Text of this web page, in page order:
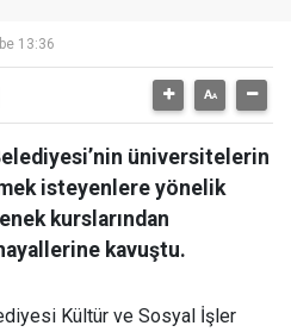
13:36
üniversitelerin
isteyenlere yönelik
kurslarından
kavuştu.
Kültür ve Sosyal İşler